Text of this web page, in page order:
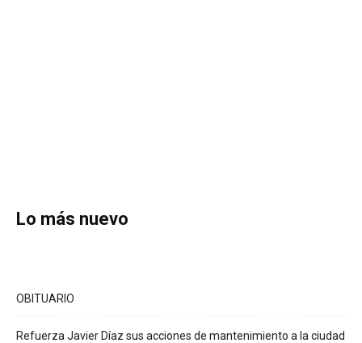
Lo más nuevo
OBITUARIO
Refuerza Javier Díaz sus acciones de mantenimiento a la ciudad